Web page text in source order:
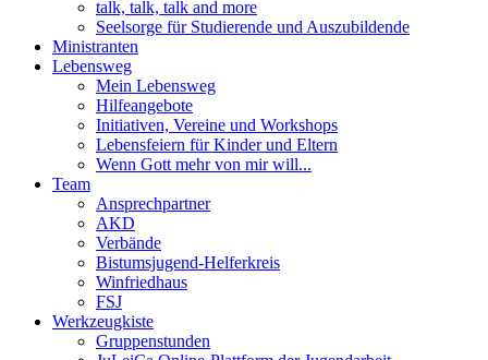
talk, talk, talk and more
Seelsorge für Studierende und Auszubildende
Ministranten
Lebensweg
Mein Lebensweg
Hilfeangebote
Initiativen, Vereine und Workshops
Lebensfeiern für Kinder und Eltern
Wenn Gott mehr von mir will...
Team
Ansprechpartner
AKD
Verbände
Bistumsjugend-Helferkreis
Winfriedhaus
FSJ
Werkzeugkiste
Gruppenstunden